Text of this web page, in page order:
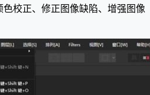
校正、修正图像缺陷、增强图像